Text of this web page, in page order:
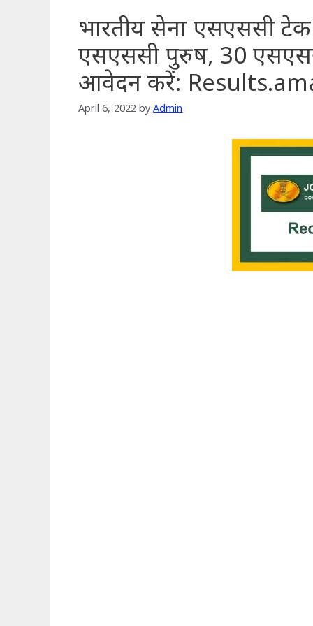
भारतीय सेना एसएससी
एसएससी पुरुष, 30
आवेदन करें:
April 6, 2022 byAdmin